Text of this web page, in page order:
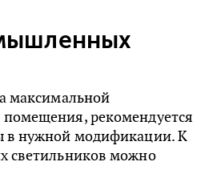
максимальной
рекомендуется
в нужной модификации. К
светильников можно